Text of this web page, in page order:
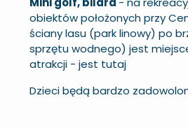
obiektów położonych przy
ściany lasu (park linowy) po
sprzętu wodnego) jest
atrakcji - jest tutaj
Dzieci będą bardzo